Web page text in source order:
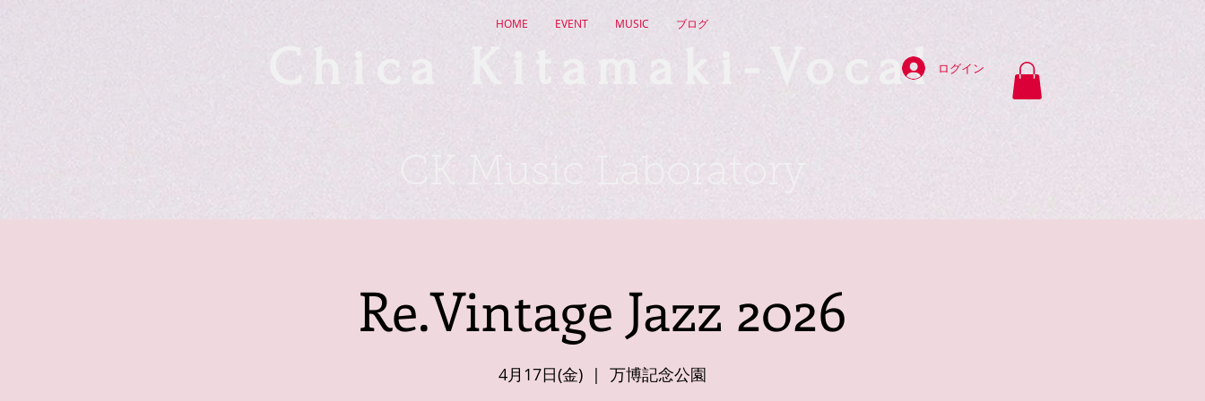
HOME EVENT MUSIC ブログ
Chica Kitamaki-Vocal ログイン
CK Music Laboratory
Re.Vintage Jazz 2026
4月17日(金)
  |
万博記念公園